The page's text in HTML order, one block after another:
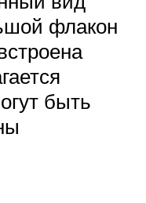
флакон
быть